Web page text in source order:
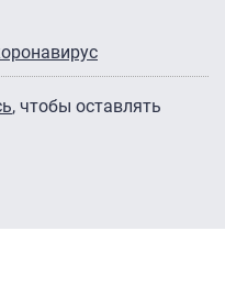
, чтобы оставлять